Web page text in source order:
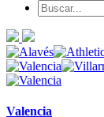
Valencia